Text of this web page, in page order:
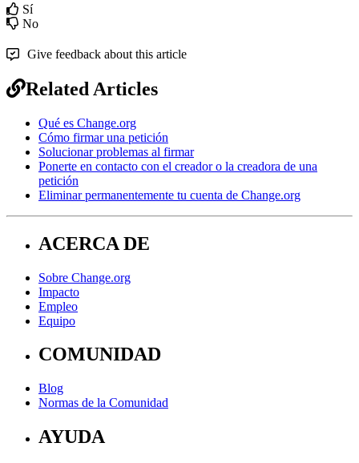
Sí
No
Give feedback about this article
Related Articles
Qué es Change.org
Cómo firmar una petición
Solucionar problemas al firmar
Ponerte en contacto con el creador o la creadora de una
petición
Eliminar permanentemente tu cuenta de Change.org
ACERCA DE
Sobre Change.org
Impacto
Empleo
Equipo
COMUNIDAD
Blog
Normas de la Comunidad
AYUDA